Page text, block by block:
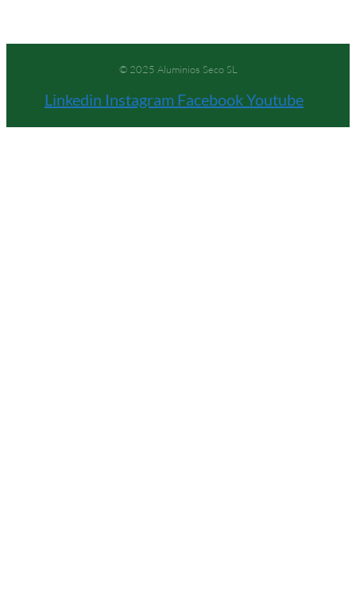
© 2025 Aluminios Seco SL
Linkedin Instagram FacebookYoutube